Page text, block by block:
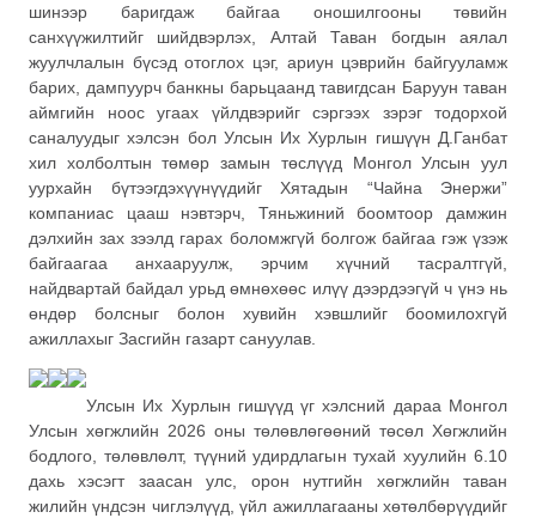
шинээр баригдаж байгаа оношилгооны төвийн
санхүүжилтийг шийдвэрлэх, Алтай Таван богдын аялал
жуулчлалын бүсэд отоглох цэг, ариун цэврийн байгууламж
барих, дампуурч банкны барьцаанд тавигдсан Баруун таван
аймгийн ноос угаах үйлдвэрийг сэргээх зэрэг тодорхой
саналуудыг хэлсэн бол Улсын Их Хурлын гишүүн Д.Ганбат
хил холболтын төмөр замын төслүүд Монгол Улсын уул
уурхайн бүтээгдэхүүнүүдийг Хятадын “Чайна Энержи”
компаниас цааш нэвтэрч, Тяньжиний боомтоор дамжин
дэлхийн зах зээлд гарах боломжгүй болгож байгаа гэж үзэж
байгаагаа анхааруулж, эрчим хүчний тасралтгүй,
найдвартай байдал урьд өмнөхөөс илүү дээрдээгүй ч үнэ нь
өндөр болсныг болон хувийн хэвшлийг боомилохгүй
ажиллахыг Засгийн газарт сануулав.
Улсын Их Хурлын гишүүд үг хэлсний дараа Монгол
Улсын хөгжлийн 2026 оны төлөвлөгөөний төсөл Хөгжлийн
бодлого, төлөвлөлт, түүний удирдлагын тухай хуулийн 6.10
дахь хэсэгт заасан улс, орон нутгийн хөгжлийн таван
жилийн үндсэн чиглэлүүд, үйл ажиллагааны хөтөлбөрүүдийг